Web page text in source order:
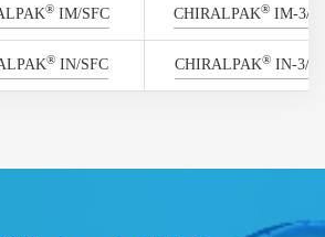
®IM/SFC CHIRALPAK®IM-3/
®IN/SFC CHIRALPAK®IN-3/